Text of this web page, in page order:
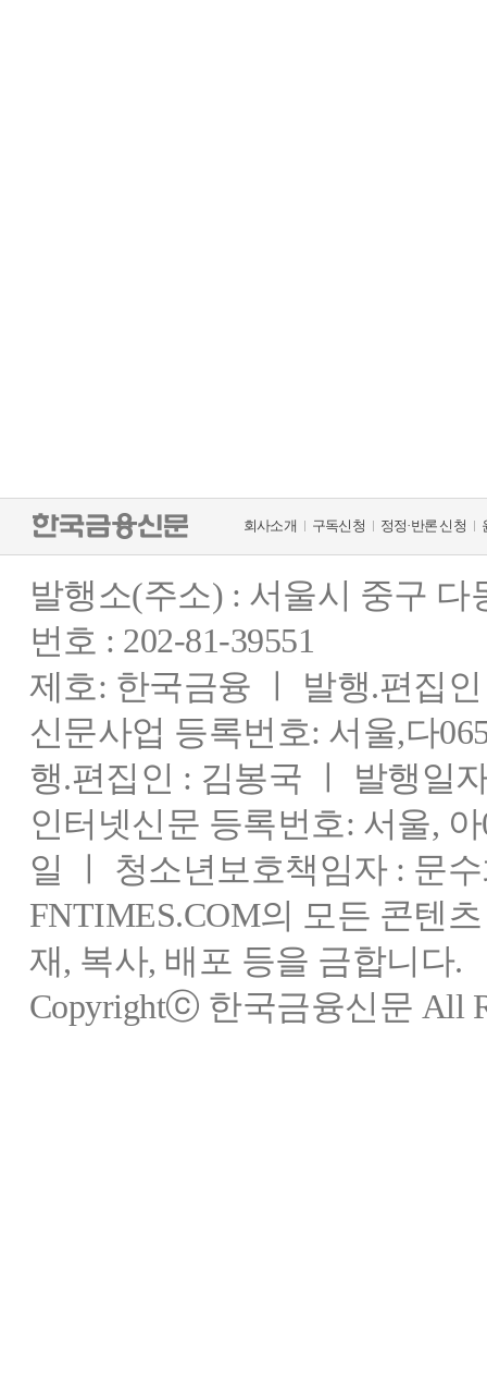
회사소개 구독신청 정정·반론 신청
발행소(주소) : 서울시 중구
번호 : 202-81-39551
제호: 한국금융 ㅣ 발행.편집
신문사업 등록번호: 서울,다
행.편집인 : 김봉국 ㅣ 발행일
인터넷신문 등록번호: 서울,
일 ㅣ 청소년보호책임자 : 문
FNTIMES.COM의 모든 콘텐
재, 복사, 배포 등을 금합니다.
Copyrightⓒ 한국금융신문 All